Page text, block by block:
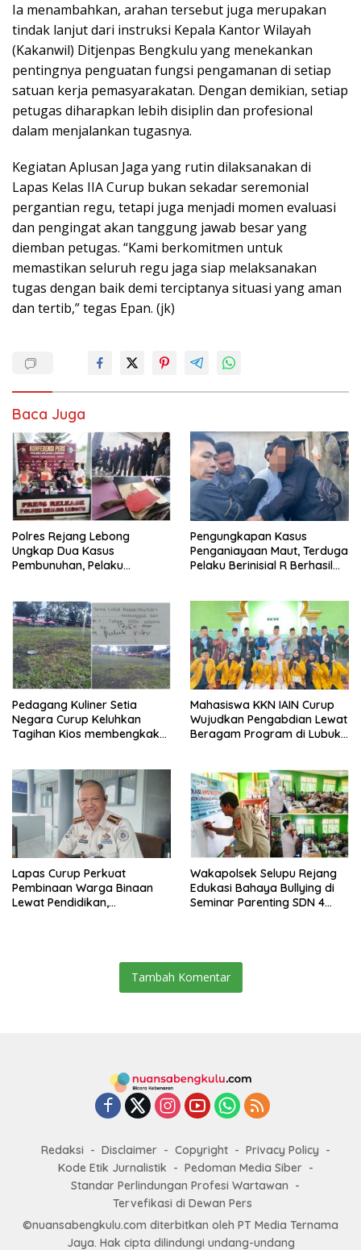
Ia menambahkan, arahan tersebut juga merupakan
tindak lanjut dari instruksi Kepala Kantor Wilayah
(Kakanwil) Ditjenpas Bengkulu yang menekankan
pentingnya penguatan fungsi pengamanan di setiap
satuan kerja pemasyarakatan. Dengan demikian, setiap
petugas diharapkan lebih disiplin dan profesional
dalam menjalankan tugasnya.
Kegiatan Aplusan Jaga yang rutin dilaksanakan di
Lapas Kelas IIA Curup bukan sekadar seremonial
pergantian regu, tetapi juga menjadi momen evaluasi
dan pengingat akan tanggung jawab besar yang
diemban petugas. “Kami berkomitmen untuk
memastikan seluruh regu jaga siap melaksanakan
tugas dengan baik demi terciptanya situasi yang aman
dan tertib,” tegas Epan. (jk)
Baca Juga
Polres Rejang Lebong
Ungkap Dua Kasus
Pembunuhan, Pelaku
Pengungkapan Kasus
Penganiayaan Maut, Terduga
Pelaku Berinisial R Berhasil
Pedagang Kuliner Setia
Negara Curup Keluhkan
Tagihan Kios membengkak
Mahasiswa KKN IAIN Curup
Wujudkan Pengabdian Lewat
Beragam Program di Lubuk
Lapas Curup Perkuat
Pembinaan Warga Binaan
Lewat Pendidikan,
Wakapolsek Selupu Rejang
Edukasi Bahaya Bullying di
Seminar Parenting SDN 4
Tambah Komentar
Redaksi Disclaimer Copyright
Privacy Policy
Kode Etik Jurnalistik
Pedoman Media Siber
Standar Perlindungan Profesi Wartawan
Tervefikasi di Dewan Pers
©nuansabengkulu.com diterbitkan oleh PT Media Ternama
Jaya. Hak cipta dilindungi undang-undang